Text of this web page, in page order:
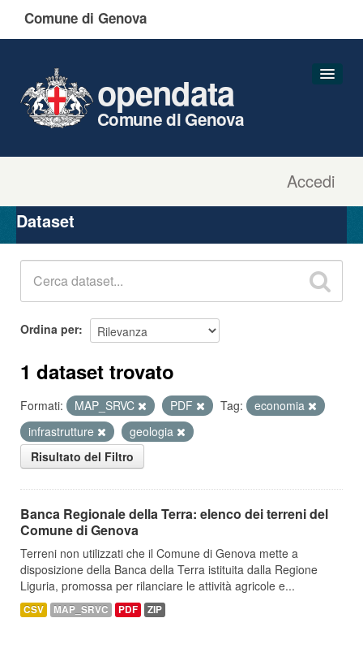
Comune di Genova
Accedi
opendata
Comune di Genova
Organizzazioni
Gruppi
Dataset
Ordina per
1 dataset trovato
Formati: MAP_SRVC PDF Tag:
economia
infrastrutture
geologia
Risultato del Filtro
Banca Regionale della Terra: elenco dei terreni del
Comune di Genova
Terreni non utilizzati che il Comune di Genova mette a
disposizione della Banca della Terra istituita dalla Regione
Liguria, promossa per rilanciare le attività agricole e...
CSV MAP_SRVC PDF ZIP